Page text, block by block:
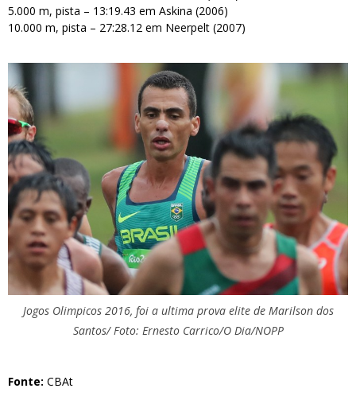
5.000 m, pista – 13:19.43 em Askina (2006)
10.000 m, pista – 27:28.12 em Neerpelt (2007)
Jogos Olimpicos 2016, foi a ultima prova elite de Marilson dos
Santos/ Foto: Ernesto Carrico/O Dia/NOPP
Fonte: CBAt